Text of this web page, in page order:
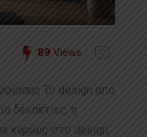
89 Views
Το design από
δεκαετίες, η
κυρίως στο design,